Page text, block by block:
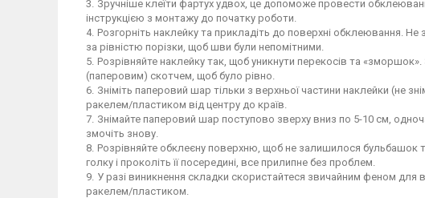
Зручніше клеїти фартух удвох, це допоможе провести
інструкцією з монтажу до початку роботи.
Розгорніть наклейку та прикладіть до поверхні обклеювання.
за рівністю порізки, щоб шви були непомітними.
Розрівняйте наклейку так, щоб уникнути перекосів та
(паперовим) скотчем, щоб було рівно.
Зніміть паперовий шар тільки з верхньої частини наклейки (не
ракелем/пластиком від центру до країв.
Знімайте паперовий шар поступово зверху вниз по 5-10 см,
змочіть знову.
Розрівняйте обклеєну поверхню, щоб не залишилося бульбашок
голку і проколіть її посередині, все прилипне без проблем.
У разі виникнення складки скористайтеся звичайним феном для
ракелем/пластиком.